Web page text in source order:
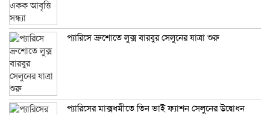
প্যারিসে ব্রুশোতে লুক্স বারবুর সেলুনের যাত্রা শুরু
প্যারিসের মাক্সধমীতে তিন ভাই ফ্যাশন সেলুনের উদ্বোধন